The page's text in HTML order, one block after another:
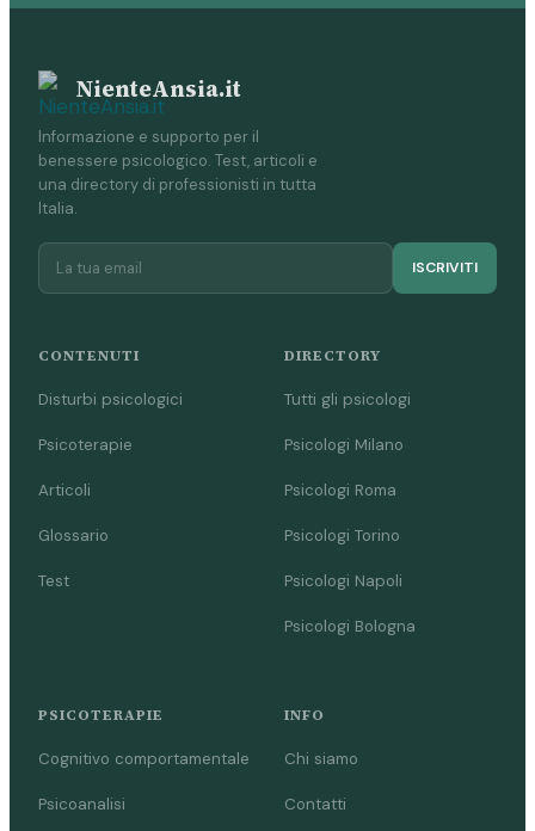
NienteAnsia.it
Informazione e supporto per il
benessere psicologico. Test, articoli e
una directory di professionisti in tutta
Italia.
ISCRIVITI
CONTENUTI
Disturbi psicologici
Psicoterapie
Articoli
Glossario
Test
DIRECTORY
Tutti gli psicologi
Psicologi Milano
Psicologi Roma
Psicologi Torino
Psicologi Napoli
Psicologi Bologna
PSICOTERAPIE
Cognitivo comportamentale
Psicoanalisi
INFO
Chi siamo
Contatti